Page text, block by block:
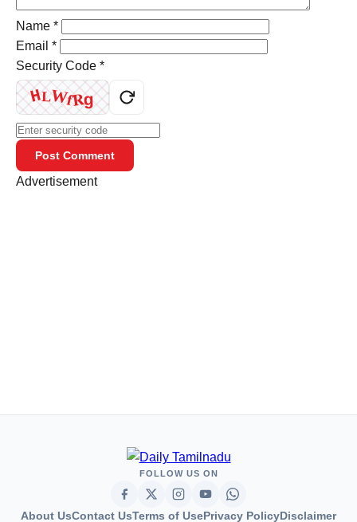
Name *
Email *
Security Code *
HLWfRg
Post Comment
Advertisement
FOLLOW US ON
About UsContact UsTerms of Use Privacy Policy Disclaimer